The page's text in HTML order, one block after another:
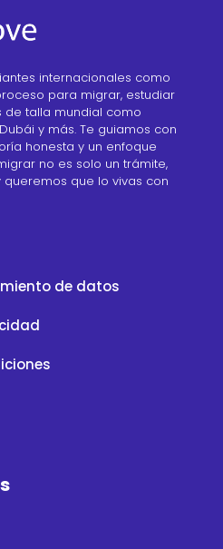
internacionales como
para migrar, estudiar
de talla mundial como
y más. Te guiamos con
honesta y un enfoque
no es solo un trámite,
que lo vivas con
de datos